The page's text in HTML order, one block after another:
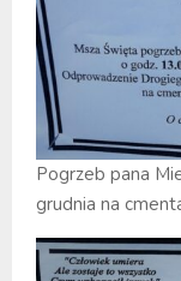
Pogrzeb pana
grudnia na